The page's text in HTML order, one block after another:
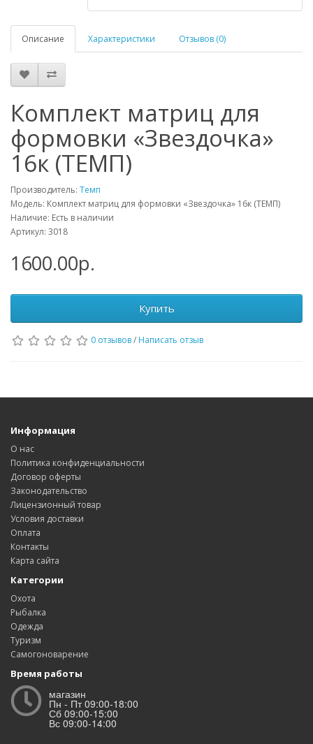
Описание Характеристики Отзывов (0)
Комплект матриц для
формовки «Звездочка»
16к (ТЕМП)
Производитель: Темп
Модель: Комплект матриц для формовки «Звездочка» 16к (ТЕМП)
Наличие: Есть в наличии
Артикул: 3018
1600.00р.
Купить
0 отзывов/ Написать отзыв
Информация
О нас
Политика конфиденциальности
Договор оферты
Законодательство
Лицензионный товар
Условия доставки
Оплата
Контакты
Карта сайта
Категории
Охота
Рыбалка
Одежда
Туризм
Самогоноварение
Время работы
магазин
Пн - Пт 09:00-18:00
Сб 09:00-15:00
Вс 09:00-14:00